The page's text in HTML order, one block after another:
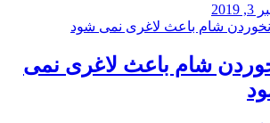
شام باعث لاغری نمی